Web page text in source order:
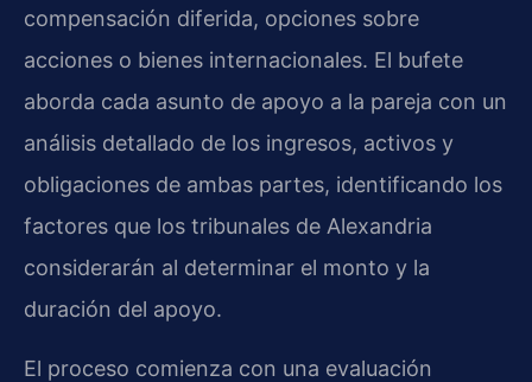
compensación diferida, opciones sobre
acciones o bienes internacionales. El bufete
aborda cada asunto de apoyo a la pareja con un
análisis detallado de los ingresos, activos y
obligaciones de ambas partes, identificando los
factores que los tribunales de Alexandria
considerarán al determinar el monto y la
duración del apoyo.
El proceso comienza con una evaluación